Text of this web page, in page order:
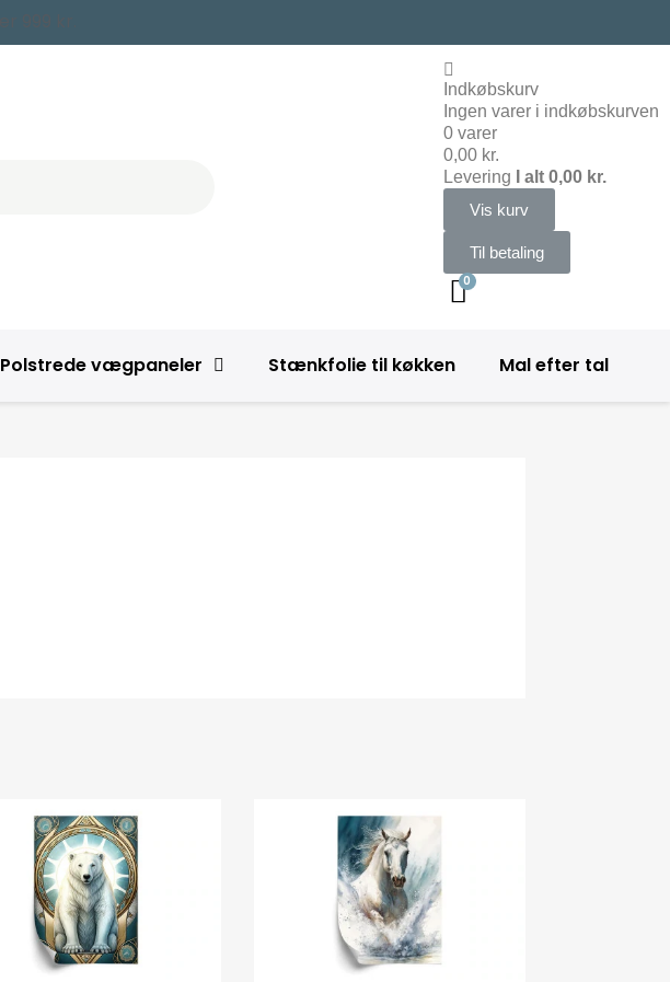
Indkøbskurv
Ingen varer i indkøbskurven
0 varer
0,00 kr.
Levering
I alt 0,00 kr.
Vis kurv
Til betaling
Polstrede vægpaneler Stænkfolie til køkken Mal efter tal